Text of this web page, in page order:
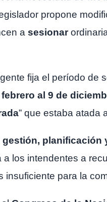
propone
a sesionar
fija el período de
febrero al 9 de
” que estaba atada
planificación
a los intendentes a
insuficiente para la